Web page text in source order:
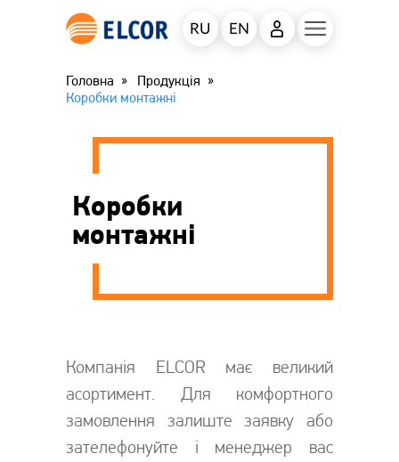
EN
RU
Головна
Продукція
Коробки монтажні
Коробки
монтажні
Компанія ELCOR має великий
асортимент. Для комфортного
замовлення залиште заявку або
зателефонуйте і менеджер вас